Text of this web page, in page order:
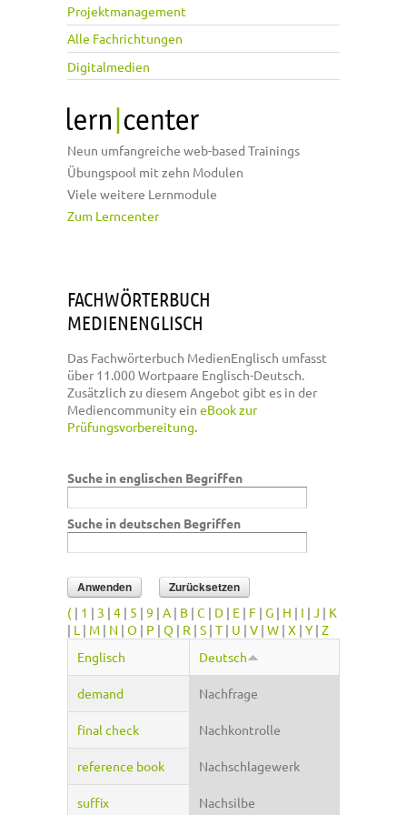
Projektmanagement
Alle Fachrichtungen
Digitalmedien
Neun umfangreiche web-based Trainings
Übungspool mit zehn Modulen
Viele weitere Lernmodule
Zum Lerncenter
FACHWÖRTERBUCH
MEDIENENGLISCH
Das Fachwörterbuch MedienEnglisch umfasst
über 11.000 Wortpaare Englisch-Deutsch.
Zusätzlich zu diesem Angebot gibt es in der
Mediencommunity ein eBook zur
Prüfungsvorbereitung.
Suche in englischen Begriffen
Suche in deutschen Begriffen
( | 1 | 3 | 4 | 5 | 9 | A | B | C | D | E | F | G | H | I | J | K
| L | M | N | O | P | Q | R | S | T | U | V | W | X | Y | Z
Englisch
Deutsch
demand Nachfrage
final check Nachkontrolle
reference book Nachschlagewerk
suffix Nachsilbe